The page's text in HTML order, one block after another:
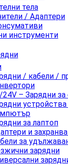
тела
/ Адаптери
инструменти
/ кабели /
24V – Зарядни
устройства
за лаптоп
и
за
зарядни